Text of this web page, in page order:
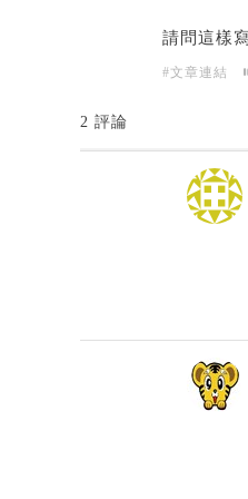
請問這樣
#文章連結
2 評論